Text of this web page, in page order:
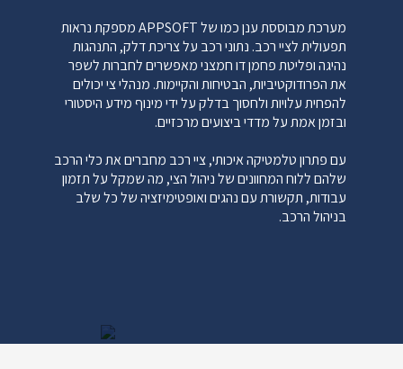
מערכת מבוססת ענן כמו של APPSOFT מספקת נראות
תפעולית לציי רכב. נתוני רכב על צריכת דלק, התנהגות
נהיגה ופליטת פחמן דו חמצני מאפשרים לחברות לשפר
את הפרודוקטיביות, הבטיחות והקיימות. מנהלי צי יכולים
להפחית עלויות ולחסוך בדלק על ידי מינוף מידע היסטורי
ובזמן אמת על מדדי ביצועים מרכזיים.
עם פתרון טלמטיקה איכותי, ציי רכב מחברים את כלי הרכב
שלהם ללוח המחוונים של ניהול הצי, מה שמקל על תזמון
עבודות, תקשורת עם נהגים ואופטימיזציה של כל שלב
בניהול הרכב.